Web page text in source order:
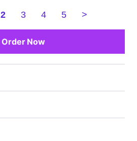
2 3 4 5 >
Order Now